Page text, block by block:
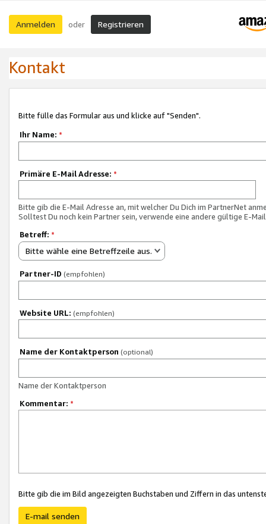
Anmelden oder Registrieren
Kontakt
Bitte fülle das Formular aus und klicke auf "Senden".
Ihr Name: *
Primäre E-Mail Adresse: *
Bitte gib die E-Mail Adresse an, mit welcher Du Dich im PartnerNet
Solltest Du noch kein Partner sein, verwende eine andere gültige E-
Betreff: *
Bitte wähle eine Betreffzeile aus.
Partner-ID (empfohlen)
Website URL: (empfohlen)
Name der Kontaktperson (optional)
Name der Kontaktperson
Kommentar: *
Bitte gib die im Bild angezeigten Buchstaben und Ziffern in das
E-mail senden